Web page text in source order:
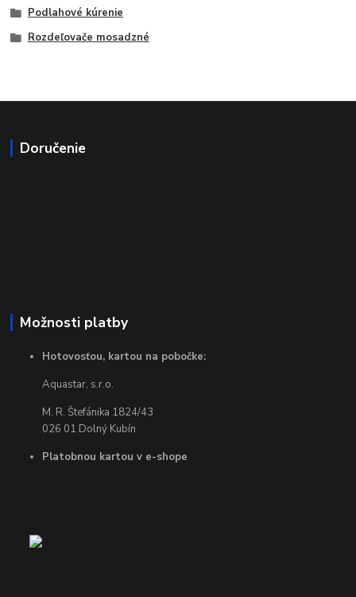
Podlahové kúrenie
Rozdeľovače mosadzné
Doručenie
Možnosti platby
Hotovosťou, kartou na pobočke:
Aquastar, s.r.o.
M. R. Štefánika 1824/43
026 01 Dolný Kubín
Platobnou kartou v e-shope